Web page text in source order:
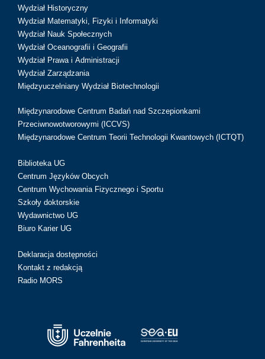
Wydział Historyczny
Wydział Matematyki, Fizyki i Informatyki
Wydział Nauk Społecznych
Wydział Oceanografii i Geografii
Wydział Prawa i Administracji
Wydział Zarządzania
Międzyuczelniany Wydział Biotechnologii
Międzynarodowe Centrum Badań nad Szczepionkami
Przeciwnowotworowymi (ICCVS)
Międzynarodowe Centrum Teorii Technologii Kwantowych (ICTQT)
Biblioteka UG
Centrum Języków Obcych
Centrum Wychowania Fizycznego i Sportu
Szkoły doktorskie
Wydawnictwo UG
Biuro Karier UG
Deklaracja dostępności
Kontakt z redakcją
Radio MORS